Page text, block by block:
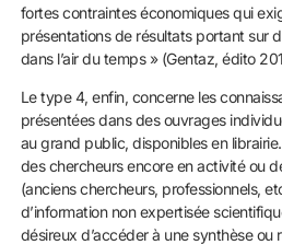
fortes contraintes économiques qui
présentations de résultats portant sur
dans l’air du temps » (Gentaz, édito
Le type 4, enfin, concerne les
présentées dans des ouvrages
au grand public, disponibles en
des chercheurs encore en activité ou
(anciens chercheurs, professionnels,
d’information non expertisée
désireux d’accéder à une synthèse